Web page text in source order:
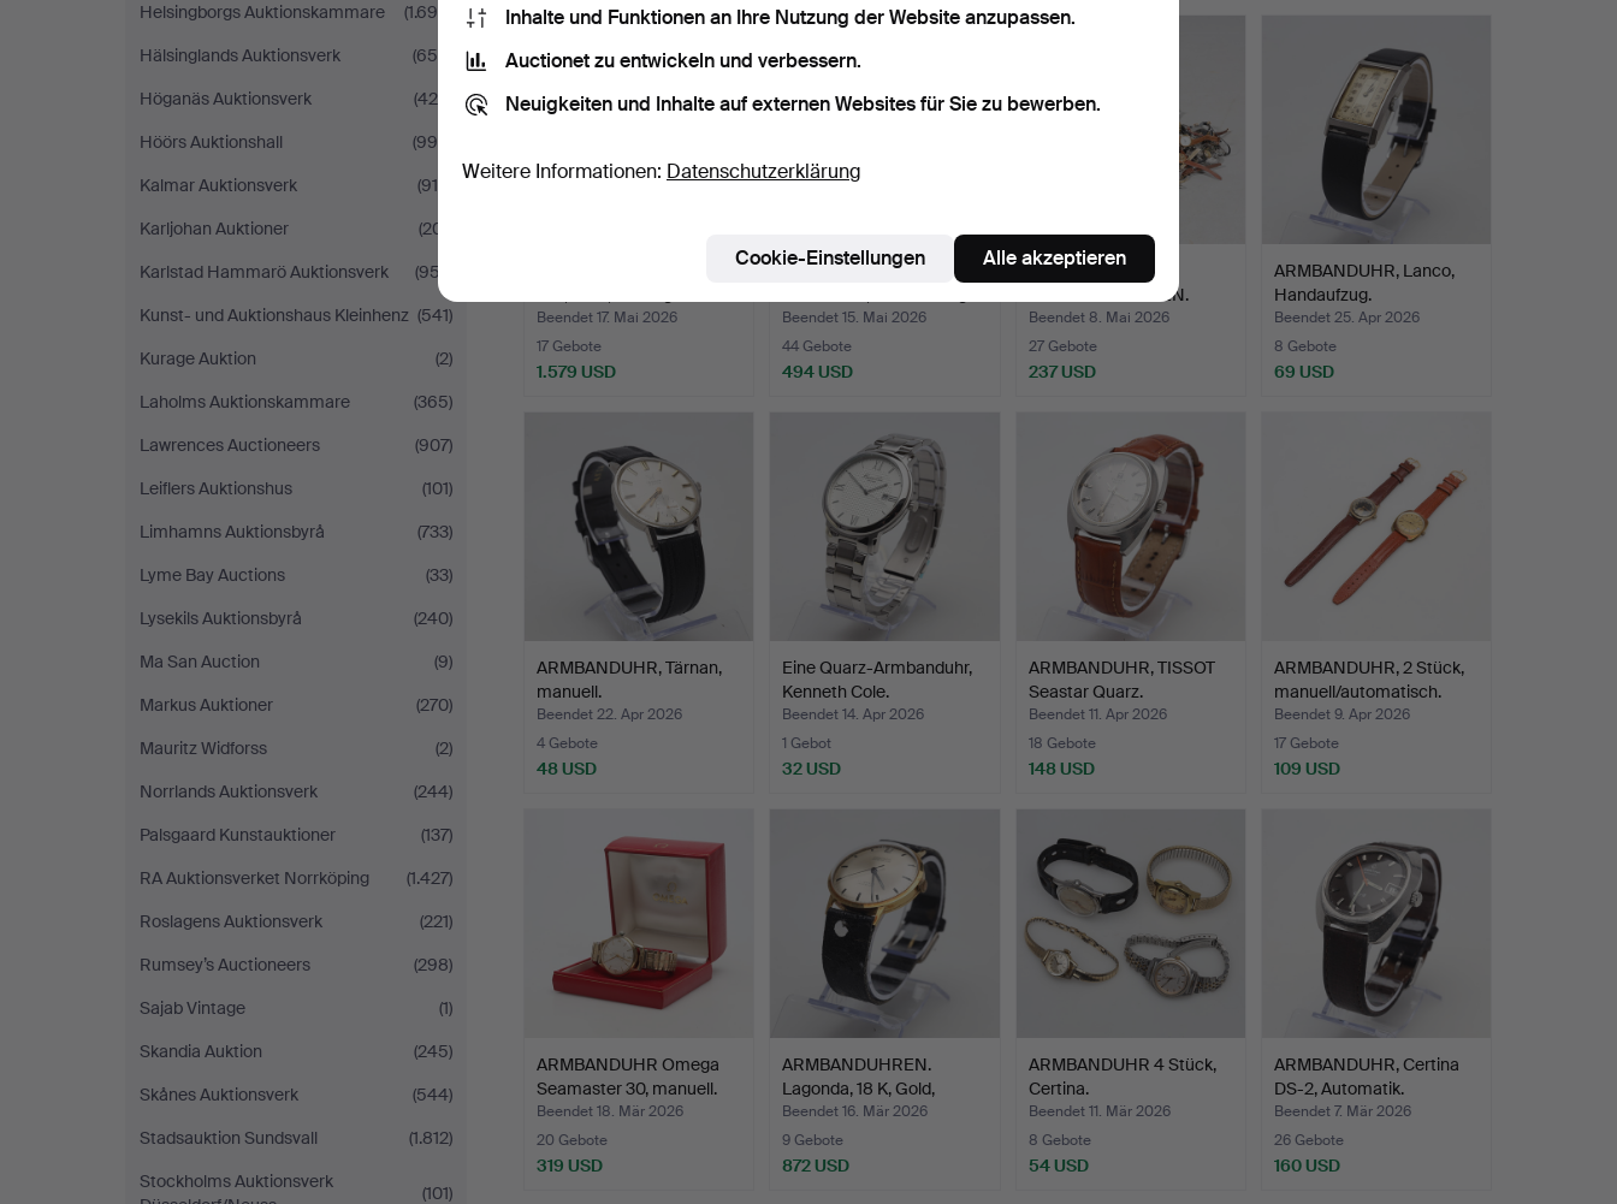
Helsingborgs Auktionskammare
(1.698)
Hälsinglands Auktionsverk
(650)
Höganäs Auktionsverk
(425)
Höörs Auktionshall
(995)
Kalmar Auktionsverk
(916)
Karljohan Auktioner
(201)
Karlstad Hammarö Auktionsverk
(957)
Kunst- und Auktionshaus Kleinhenz (541)
Kurage Auktion
(2)
Laholms Auktionskammare
(365)
Lawrences Auctioneers
(907)
Leiflers Auktionshus
(101)
Limhamns Auktionsbyrå
(733)
Lyme Bay Auctions
(33)
Lysekils Auktionsbyrå
(240)
Ma San Auction
(9)
Markus Auktioner
(270)
Mauritz Widforss
(2)
Norrlands Auktionsverk
(244)
Palsgaard Kunstauktioner
(137)
RA Auktionsverket Norrköping
(1.427)
Roslagens Auktionsverk
(221)
Rumsey’s Auctioneers
(298)
Sajab Vintage
(1)
Skandia Auktion
(245)
Skånes Auktionsverk
(544)
Stadsauktion Sundsvall
(1.812)
Stockholms Auktionsverk
(101)
ARMBANDSUHR ZENITH,
Beendet 17. Mai 2026
17 Gebote
1.579 USD
ARMBANDUHR, OMEGA
Beendet 15. Mai 2026
44 Gebote
494 USD
KONVOLUT
ARMBANDSUHREN.
Beendet 8. Mai 2026
27 Gebote
237 USD
ARMBANDUHR, Lanco,
Handaufzug.
Beendet 25. Apr 2026
8 Gebote
69 USD
ARMBANDUHR, Tärnan,
manuell.
Beendet 22. Apr 2026
4 Gebote
48 USD
Eine Quarz-Armbanduhr,
Kenneth Cole.
Beendet 14. Apr 2026
1 Gebot
32 USD
ARMBANDUHR, TISSOT
Seastar Quarz.
Beendet 11. Apr 2026
18 Gebote
148 USD
ARMBANDUHR, 2 Stück,
manuell/automatisch.
Beendet 9. Apr 2026
17 Gebote
109 USD
ARMBANDUHR Omega
Seamaster 30, manuell.
Beendet 18. Mär 2026
20 Gebote
319 USD
ARMBANDUHREN.
Lagonda, 18 K, Gold,
manuell.
Beendet 16. Mär 2026
9 Gebote
872 USD
ARMBANDUHR 4 Stück,
Certina.
Beendet 11. Mär 2026
8 Gebote
54 USD
ARMBANDUHR, Certina
DS-2, Automatik.
Beendet 7. Mär 2026
26 Gebote
160 USD
Inhalte und Funktionen an Ihre Nutzung der Website anzupassen.
Auctionet zu entwickeln und verbessern.
Neuigkeiten und Inhalte auf externen Websites für Sie zu bewerben.
Weitere Informationen: Datenschutzerklärung
Cookie-Einstellungen Alle akzeptieren